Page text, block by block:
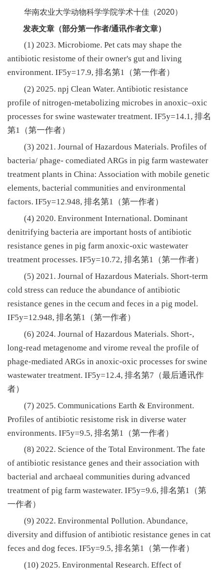
华南农业大学动物科学学院学术十佳（2020）
发表文章（部分第一作者/通讯作者文章）
(1) 2023. Microbiome. Pet cats may shape the
antibiotic resistome of their owner's gut and living
environment. IF5y=17.9, 排名第1（第一作者）
(2) 2025. npj Clean Water. Antibiotic resistance
profile of nitrogen-metabolizing microbes in anoxic‒oxic
processes for swine wastewater treatment. IF5y=14.1, 排名
第1（第一作者）
(3) 2021. Journal of Hazardous Materials. Profiles of
bacteria/ phage- comediated ARGs in pig farm wastewater
treatment plants in China: Association with mobile genetic
elements, bacterial communities and environmental
factors. IF5y=12.948, 排名第1（第一作者）
(4) 2020. Environment International. Dominant
denitrifying bacteria are important hosts of antibiotic
resistance genes in pig farm anoxic-oxic wastewater
treatment processes. IF5y=10.72, 排名第1（第一作者）
(5) 2021. Journal of Hazardous Materials. Short-term
cold stress can reduce the abundance of antibiotic
resistance genes in the cecum and feces in a pig model.
IF5y=12.948, 排名第1（第一作者）
(6) 2024. Journal of Hazardous Materials. Short-,
long-read metagenome and virome reveal the profile of
phage-mediated ARGs in anoxic-oxic processes for swine
wastewater treatment. IF5y=12.4, 排名第7（最后通讯作
者）
(7) 2025. Communications Earth & Environment.
Profiles of antibiotic resistome risk in diverse water
environments. IF5y=9.5, 排名第1（第一作者）
(8) 2022. Science of the Total Environment. The fate
of antibiotic resistance genes and their association with
bacterial and archaeal communities during advanced
treatment of pig farm wastewater. IF5y=9.6, 排名第1（第
一作者）
(9) 2022. Environmental Pollution. Abundance,
diversity and diffusion of antibiotic resistance genes in cat
feces and dog feces. IF5y=9.5, 排名第1（第一作者）
(10) 2025. Environmental Research. Effect of